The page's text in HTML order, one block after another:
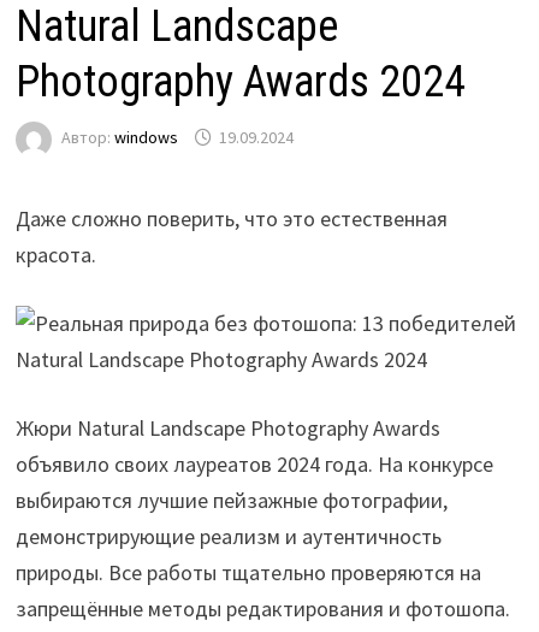
Natural Landscape
Photography Awards 2024
Автор: windows 19.09.2024
Даже сложно поверить, что это естественная
красота.
Жюри Natural Landscape Photography Awards
объявило своих лауреатов 2024 года. На конкурсе
выбираются лучшие пейзажные фотографии,
демонстрирующие реализм и аутентичность
природы. Все работы тщательно проверяются на
запрещённые методы редактирования и фотошопа.